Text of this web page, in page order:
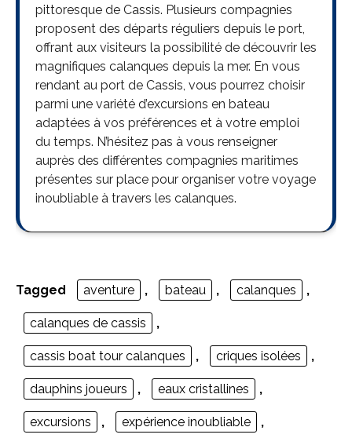
pittoresque de Cassis. Plusieurs compagnies
proposent des départs réguliers depuis le port,
offrant aux visiteurs la possibilité de découvrir les
magnifiques calanques depuis la mer. En vous
rendant au port de Cassis, vous pourrez choisir
parmi une variété d’excursions en bateau
adaptées à vos préférences et à votre emploi
du temps. N’hésitez pas à vous renseigner
auprès des différentes compagnies maritimes
présentes sur place pour organiser votre voyage
inoubliable à travers les calanques.
Tagged aventure , bateau , calanques ,
calanques de cassis ,
cassis boat tour calanques , criques isolées ,
dauphins joueurs , eaux cristallines ,
excursions , expérience inoubliable ,